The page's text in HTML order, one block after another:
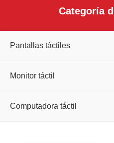
Categoría
Pantallas táctiles
Monitor táctil
Computadora táctil